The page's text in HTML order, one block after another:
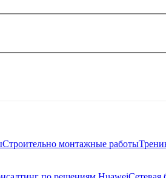
Строительно монтажные работы